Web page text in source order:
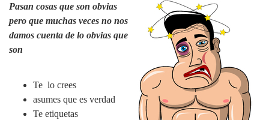
Pasan cosas que son obvias
pero que muchas veces no nos
damos cuenta de lo obvias que
son
Te lo crees
asumes que es verdad
Te etiquetas